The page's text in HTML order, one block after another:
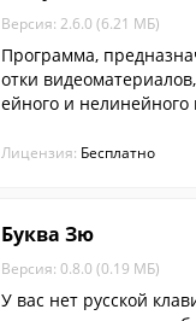
Версия: 2.6.0 (6.21 МБ)
Программа,
отки
ейного и нелинейного
Лицензия: Бесплатно
Буква Зю
Версия: 0.8.0 (0.19 МБ)
У вас нет русской